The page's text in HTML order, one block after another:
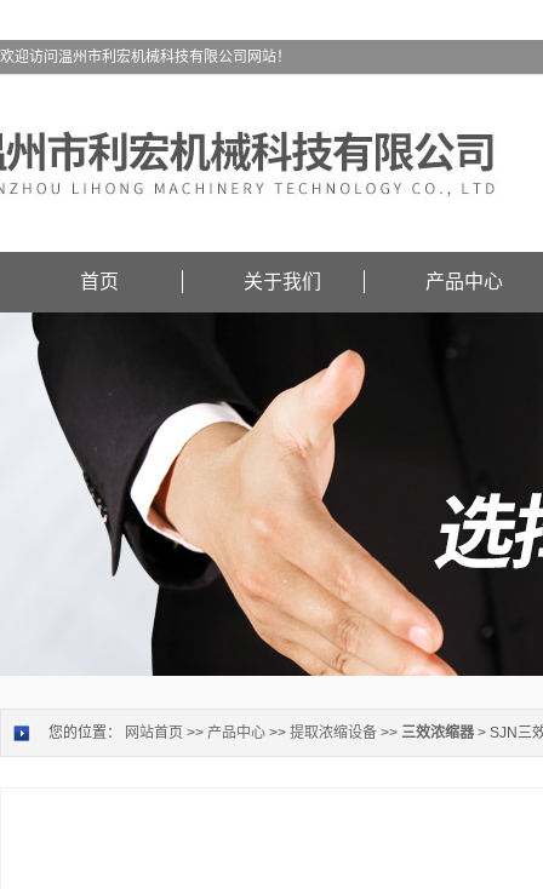
欢迎访问温州市利宏机械科技有限公司网站！
首页 关于我们 产品中心
您的位置： 网站首页 >> 产品中心 >> 提取浓缩设备 >> 三效浓缩器 > SJN三